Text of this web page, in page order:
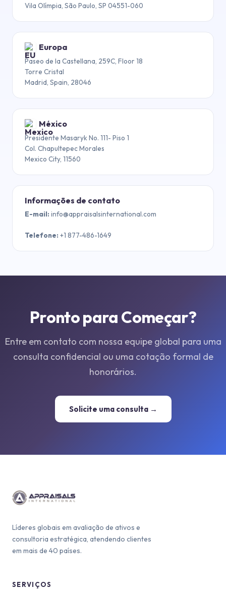
Vila Olímpia, São Paulo, SP 04551-060
Europa
Paseo de la Castellana, 259C, Floor 18
Torre Cristal
Madrid, Spain, 28046
México
Presidente Masaryk No. 111- Piso 1
Col. Chapultepec Morales
Mexico City, 11560
Informações de contato
E-mail: info@appraisalsinternational.com
Telefone: +1 877-486-1649
Pronto para Começar?
Entre em contato com nossa equipe global para uma
consulta confidencial ou uma cotação formal de
honorários.
Solicite uma consulta →
Líderes globais em avaliação de ativos e
consultoria estratégica, atendendo clientes
em mais de 40 países.
SERVIÇOS